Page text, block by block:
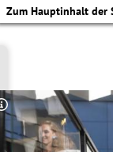
Zum Hauptinhalt der
Copyright-Hinweis